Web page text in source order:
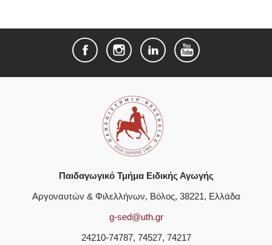
Παιδαγωγικό Τμήμα Ειδικής Αγωγής
Αργοναυτών & Φιλελλήνων, Βόλος, 38221, Ελλάδα
g-sed@uth.gr
24210-74787, 74527, 74217